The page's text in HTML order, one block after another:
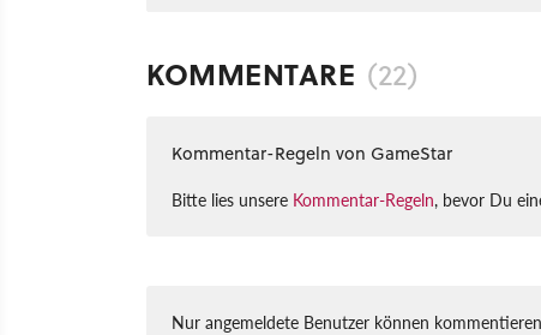
KOMMENTARE (22)
Kommentar-Regeln von GameStar
Bitte lies unsere Kommentar-Regeln, bevor Du
Nur angemeldete Benutzer können